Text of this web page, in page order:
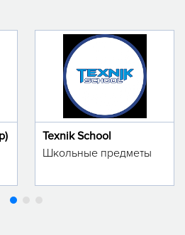
Texnik School
Школьные предметы